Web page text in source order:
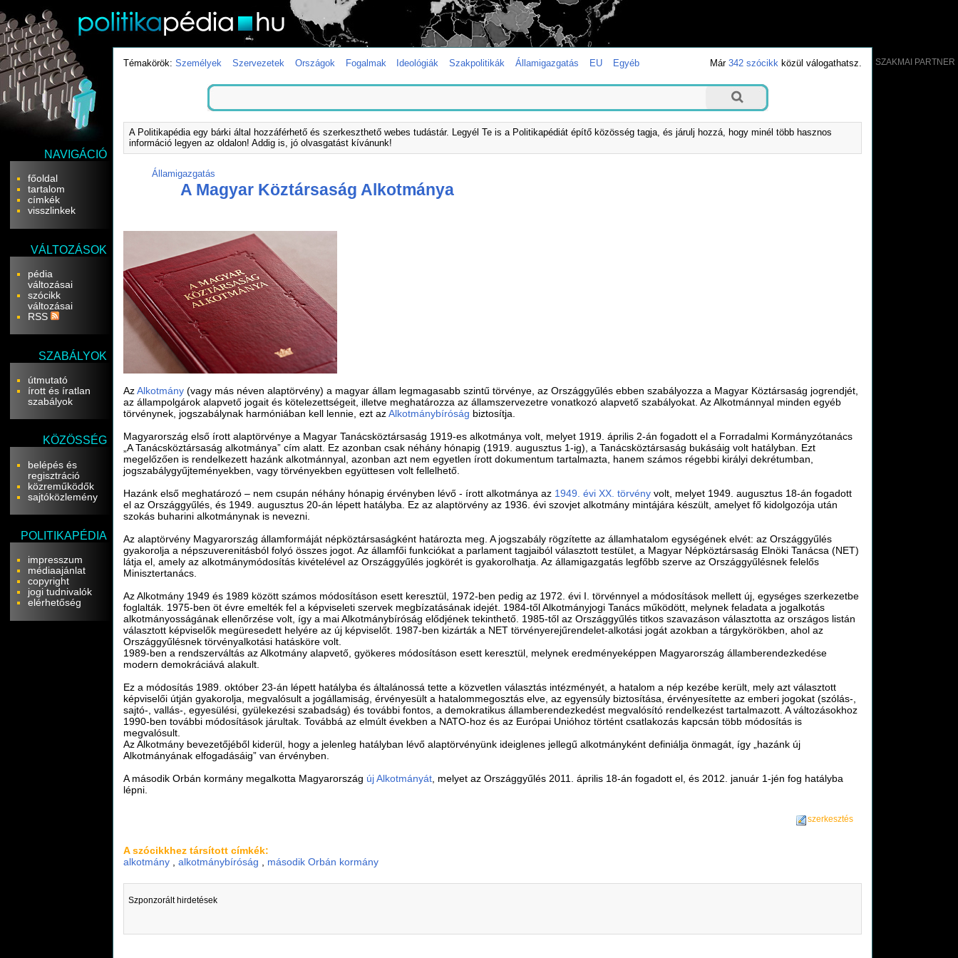
NAVIGÁCIÓ
főoldal
tartalom
címkék
visszlinkek
VÁLTOZÁSOK
pédia
változásai
szócikk
változásai
RSS
SZABÁLYOK
útmutató
írott és íratlan
szabályok
KÖZÖSSÉG
belépés és
regisztráció
közreműködők
sajtóközlemény
POLITIKAPÉDIA
impresszum
médiaajánlat
copyright
jogi tudnivalók
elérhetőség
Témakörök: Személyek Szervezetek Országok Fogalmak Ideológiák Szakpolitikák Államigazgatás EU Egyéb Már 342 szócikkközül válogathatsz.
A Politikapédia egy bárki által hozzáférhető és szerkeszthető webes tudástár. Legyél Te is a Politikapédiát építő közösség tagja, és járulj hozzá, hogy minél több hasznos
információ legyen az oldalon! Addig is, jó olvasgatást kívánunk!
Államigazgatás
A Magyar Köztársaság Alkotmánya
AzAlkotmány (vagy más néven alaptörvény) a magyar állam legmagasabb szintű törvénye, az Országgyűlés ebben szabályozza a Magyar Köztársaság jogrendjét,
az állampolgárok alapvető jogait és kötelezettségeit, illetve meghatározza az államszervezetre vonatkozó alapvető szabályokat. Az Alkotmánnyal minden egyéb
törvénynek, jogszabálynak harmóniában kell lennie, ezt azAlkotmánybíróság biztosítja.
Magyarország első írott alaptörvénye a Magyar Tanácsköztársaság 1919-es alkotmánya volt, melyet 1919. április 2-án fogadott el a Forradalmi Kormányzótanács
„A Tanácsköztársaság alkotmánya” cím alatt. Ez azonban csak néhány hónapig (1919. augusztus 1-ig), a Tanácsköztársaság bukásáig volt hatályban. Ezt
megelőzően is rendelkezett hazánk alkotmánnyal, azonban azt nem egyetlen írott dokumentum tartalmazta, hanem számos régebbi királyi dekrétumban,
jogszabálygyűjteményekben, vagy törvényekben együttesen volt fellelhető.
Hazánk első meghatározó – nem csupán néhány hónapig érvényben lévő - írott alkotmánya az 1949. évi XX. törvény volt, melyet 1949. augusztus 18-án fogadott
el az Országgyűlés, és 1949. augusztus 20-án lépett hatályba. Ez az alaptörvény az 1936. évi szovjet alkotmány mintájára készült, amelyet fő kidolgozója után
szokás buharini alkotmánynak is nevezni.
Az alaptörvény Magyarország államformáját népköztársaságként határozta meg. A jogszabály rögzítette az államhatalom egységének elvét: az Országgyűlés
gyakorolja a népszuverenitásból folyó összes jogot. Az államfői funkciókat a parlament tagjaiból választott testület, a Magyar Népköztársaság Elnöki Tanácsa (NET)
látja el, amely az alkotmánymódosítás kivételével az Országgyűlés jogkörét is gyakorolhatja. Az államigazgatás legfőbb szerve az Országgyűlésnek felelős
Minisztertanács.
Az Alkotmány 1949 és 1989 között számos módosításon esett keresztül, 1972-ben pedig az 1972. évi I. törvénnyel a módosítások mellett új, egységes szerkezetbe
foglalták. 1975-ben öt évre emelték fel a képviseleti szervek megbízatásának idejét. 1984-től Alkotmányjogi Tanács működött, melynek feladata a jogalkotás
alkotmányosságának ellenőrzése volt, így a mai Alkotmánybíróság elődjének tekinthető. 1985-től az Országgyűlés titkos szavazáson választotta az országos listán
választott képviselők megüresedett helyére az új képviselőt. 1987-ben kizárták a NET törvényerejűrendelet-alkotási jogát azokban a tárgykörökben, ahol az
Országgyűlésnek törvényalkotási hatásköre volt.
1989-ben a rendszerváltás az Alkotmány alapvető, gyökeres módosításon esett keresztül, melynek eredményeképpen Magyarország államberendezkedése
modern demokráciává alakult.
Ez a módosítás 1989. október 23-án lépett hatályba és általánossá tette a közvetlen választás intézményét, a hatalom a nép kezébe került, mely azt választott
képviselői útján gyakorolja, megvalósult a jogállamiság, érvényesült a hatalommegosztás elve, az egyensúly biztosítása, érvényesítette az emberi jogokat (szólás-,
sajtó-, vallás-, egyesülési, gyülekezési szabadság) és további fontos, a demokratikus államberendezkedést megvalósító rendelkezést tartalmazott. A változásokhoz
1990-ben további módosítások járultak. Továbbá az elmúlt években a NATO-hoz és az Európai Unióhoz történt csatlakozás kapcsán több módosítás is
megvalósult.
Az Alkotmány bevezetőjéből kiderül, hogy a jelenleg hatályban lévő alaptörvényünk ideiglenes jellegű alkotmányként definiálja önmagát, így „hazánk új
Alkotmányának elfogadásáig” van érvényben.
A második Orbán kormány megalkotta Magyarország új Alkotmányát , melyet az Országgyűlés 2011. április 18-án fogadott el, és 2012. január 1-jén fog hatályba
lépni.
szerkesztés
A szócikkhez társított címkék:
alkotmány ,alkotmánybíróság második Orbán kormány
Szponzorált hirdetések
SZAKMAI PARTNER